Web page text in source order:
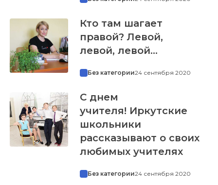
Кто там шагает
правой? Левой,
левой, левой…
Без категории24 сентября 2020
С днем
учителя! Иркутские
школьники
рассказывают о своих
любимых учителях
Без категории24 сентября 2020